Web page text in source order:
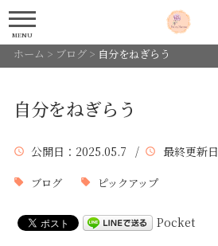
MENU
ホーム > ブログ> 自分をねぎらう
自分をねぎらう
公開日 ：2025.05.7 / 最終更新日
ブログ ピックアップ
Pocket